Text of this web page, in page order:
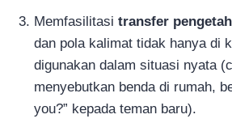
Memfasilitasitransfer
dan pola kalimat tidak hanya di
digunakan dalam situasi nyata
menyebutkan benda di rumah,
you?” kepada teman baru).